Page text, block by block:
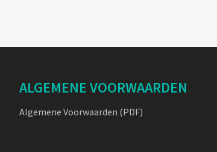
ALGEMENE VOORWAARDEN
Algemene Voorwaarden (PDF)